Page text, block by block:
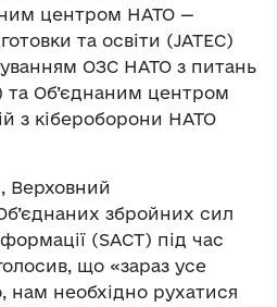
центром НАТО —
та освіти (JATEC)
ОЗС НАТО з питань
та Об’єднаним центром
з кібероборони НАТО
Верховний
збройних сил
(SACT) під час
що «зараз усе
нам необхідно рухатися